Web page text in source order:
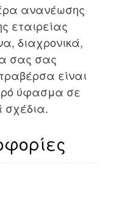
ανανέωσης
εταιρείας
διαχρονικά,
σας σας
είναι
ύφασμα σε
σχέδια.